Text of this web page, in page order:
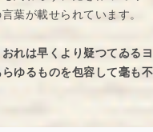
葉が載せられています。
れは早くより疑つてゐる
ゆるものを包容して毫も不